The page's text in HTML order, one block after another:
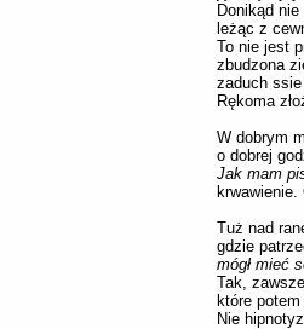
Donikąd
leżąc z
To nie jest
zbudzona
zaduch
Rękoma
W dobrym
o dobrej
Jak mam
Tuż nad
gdzie
mógł mieć
Tak,
które
Nie